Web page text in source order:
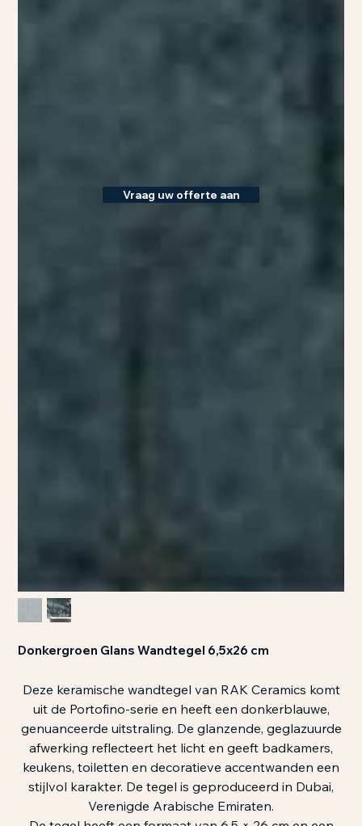
Donkergroen Glans Wandtegel 6,5x26 cm
Deze keramische wandtegel van RAK Ceramics komt
uit de Portofino-serie en heeft een donkerblauwe,
genuanceerde uitstraling. De glanzende, geglazuurde
afwerking reflecteert het licht en geeft badkamers,
keukens, toiletten en decoratieve accentwanden een
stijlvol karakter. De tegel is geproduceerd in Dubai,
Verenigde Arabische Emiraten.
Vraag uw offerte aan